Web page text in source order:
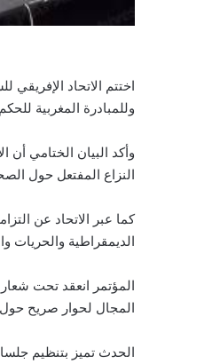
اختتم الاتحاد
وللمبادرة المغربية
وأكد البيان الختامي أن
النزاع المفتعل حول
كما عبر الاتحاد عن
الديمقراطية والحريات
المؤتمر انعقد تحت
المجال لحوار صريح حول
الحدث تميز بتنظيم